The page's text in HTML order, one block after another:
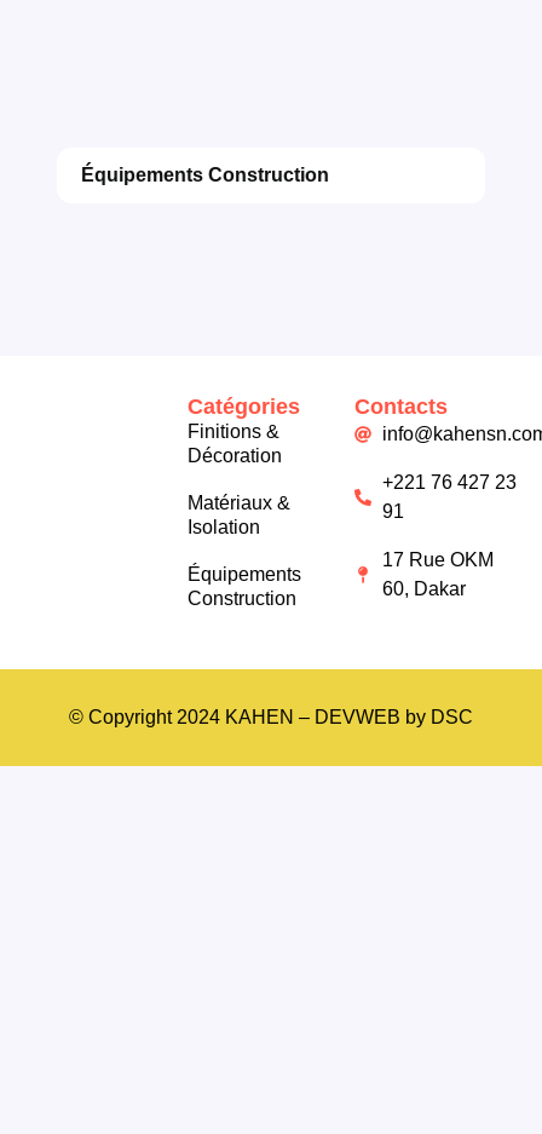
Équipements Construction
Catégories
Finitions &
Décoration
Matériaux &
Isolation
Équipements
Construction
Contacts
+221 76 427 23
91
17 Rue OKM
60, Dakar
© Copyright 2024 KAHEN – DEVWEB by DSC